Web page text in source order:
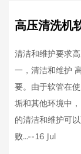
高压清洗机
清洁和维护要求
一，清洁和维护
要。由于软管在
垢和其他环境中
的清洁和维护可
败...--16 Jul